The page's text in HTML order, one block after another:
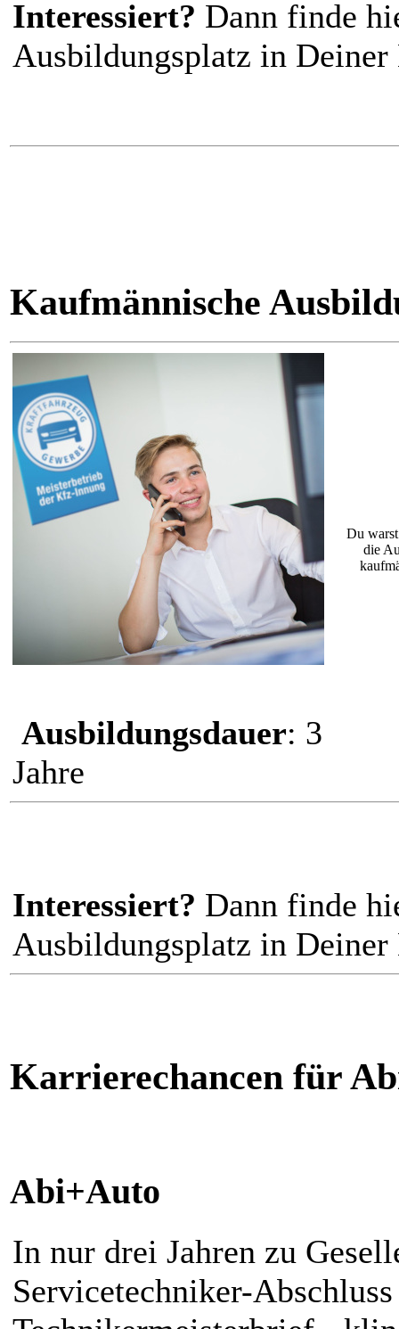
Interessiert? Dann finde
Ausbildungsplatz in Deiner
Kaufmännische
Du
die
Ausbildungsdauer: 3
Jahre
Interessiert? Dann finde
Ausbildungsplatz in Deiner
Karrierechancen für
Abi+Auto
In nur drei Jahren zu
Servicetechniker-